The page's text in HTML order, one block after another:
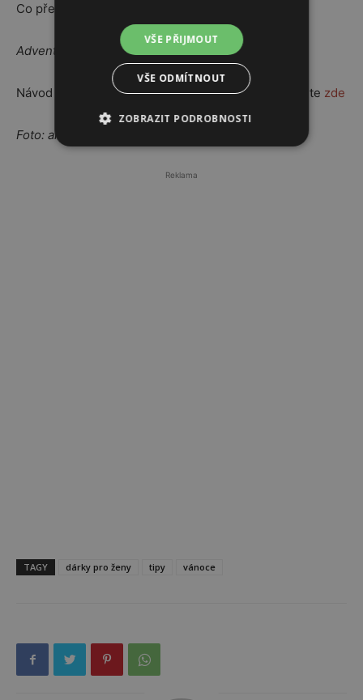
Co přesně najdete za jednotlivými okénky
Adventní kalendář, Douglas, 925 Kč
Návod jak vyrobit vlastní adventní kalendář naleznete zde
Foto: archiv firem, Depositphotos
Reklama
TAGY dárky pro ženy tipy vánoce
VŠE PŘIJMOUT
VŠE ODMÍTNOUT
ZOBRAZIT PODROBNOSTI